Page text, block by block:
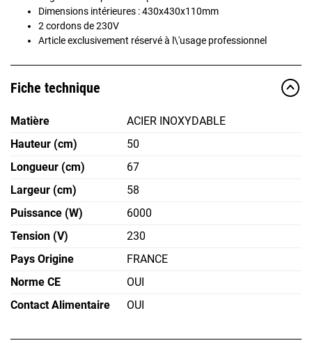
Dimensions intérieures : 430x430x110mm
2 cordons de 230V
Article exclusivement réservé à l\'usage professionnel
Fiche technique
Matière
ACIER INOXYDABLE
Hauteur (cm)
50
Longueur (cm)
67
Largeur (cm)
58
Puissance (W)
6000
Tension (V)
230
Pays Origine
FRANCE
Norme CE
OUI
Contact Alimentaire
OUI